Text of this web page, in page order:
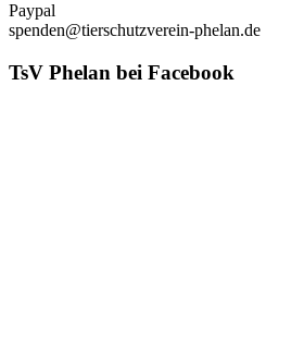
Paypal
spenden@tierschutzverein-phelan.de
TsV Phelan bei Facebook